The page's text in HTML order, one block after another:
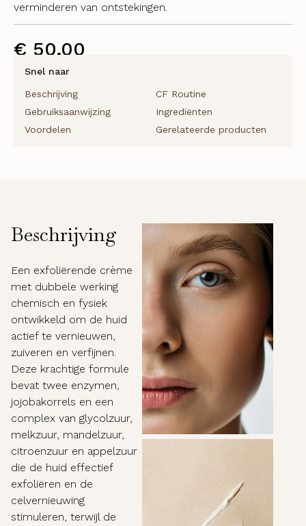
€ 50,00
Snel naar
Beschrijving
CF Routine
Gebruiksaanwijzing
Ingrediënten
Voordelen
Gerelateerde producten
verminderen van ontstekingen.
Beschrijving
Een exfoliërende crème
met dubbele werking
chemisch en fysiek
ontwikkeld om de huid
actief te vernieuwen,
zuiveren en verfijnen.
Deze krachtige formule
bevat twee enzymen,
jojobakorrels en een
complex van glycolzuur,
melkzuur, mandelzuur,
citroenzuur en appelzuur
die de huid effectief
exfoliëren en de
celvernieuwing
stimuleren, terwijl de